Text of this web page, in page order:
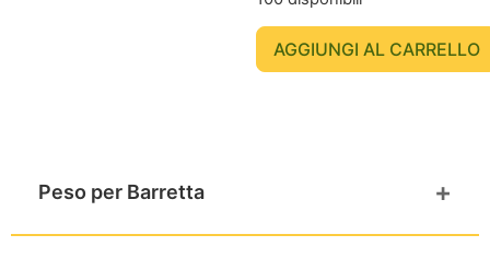
AGGIUNGI AL CARRELLO
Peso per Barretta +